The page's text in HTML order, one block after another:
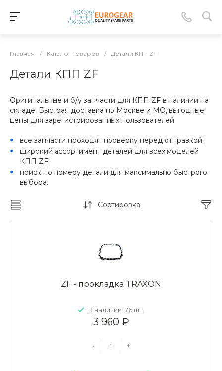
Главная / Каталог товаров / Детали КПП ZF
Детали КПП ZF
Оригинальные и б/у запчасти для КПП ZF в наличии на
складе. Быстрая доставка по Москве и МО, выгодные
цены для зарегистрированных пользователей
все запчасти проходят проверку перед отправкой;
широкий ассортимент деталей для всех моделей
КПП ZF;
поиск по номеру детали для максимально быстрого
выбора.
Сортировка
ZF - прокладка TRAXON
В наличии: 76 шт.
3 960 ₽
- +